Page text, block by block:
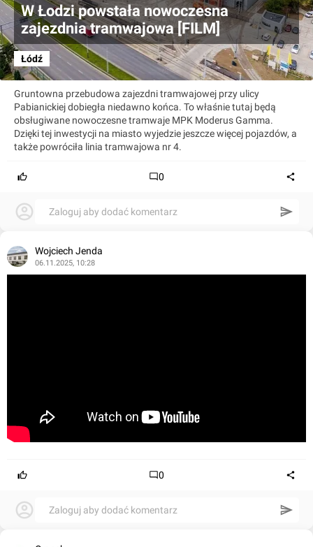
W Łodzi powstała nowoczesna
zajezdnia tramwajowa [FILM]
Łódź
Gruntowna przebudowa zajezdni tramwajowej przy ulicy
Pabianickiej dobiegła niedawno końca. To właśnie tutaj będą
obsługiwane nowoczesne tramwaje MPK Moderus Gamma.
Dzięki tej inwestycji na miasto wyjedzie jeszcze więcej pojazdów, a
także powróciła linia tramwajowa nr 4.
0
Zaloguj aby dodać komentarz
Wojciech Jenda
06.11.2025, 10:28
0
Zaloguj aby dodać komentarz